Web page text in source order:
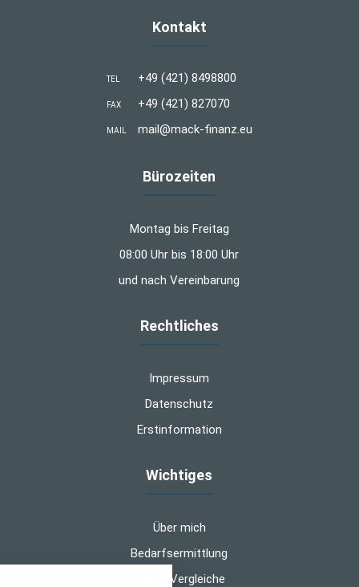
Kontakt
TEL +49 (421) 8498800
FAX +49 (421) 827070
MAIL mail@mack-finanz.eu
Bürozeiten
Montag bis Freitag
08:00 Uhr bis 18:00 Uhr
und nach Vereinbarung
Rechtliches
Impressum
Datenschutz
Erstinformation
Wichtiges
Über mich
Bedarfsermittlung
Online-Vergleiche